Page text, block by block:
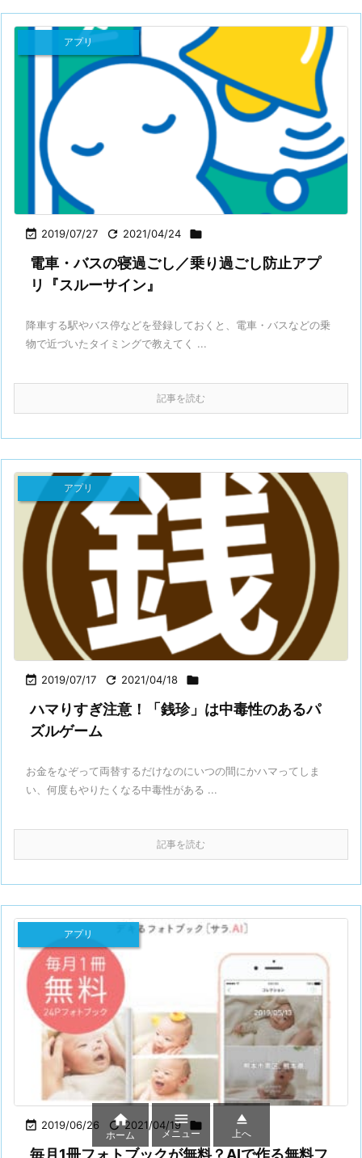
 2019/07/27  2021/04/24 
アプリ
電車・バスの寝過ごし／乗り過ごし防止アプ
リ『スルーサイン』
降車する駅やバス停などを登録しておくと、電車・バスなどの乗
物で近づいたタイミングで教えてく ...
記事を読む
 2019/07/17  2021/04/18 
アプリ
ハマりすぎ注意！「銭珍」は中毒性のあるパ
ズルゲーム
お金をなぞって両替するだけなのにいつの間にかハマってしま
い、何度もやりたくなる中毒性がある ...
記事を読む
 2019/06/26  2021/04/19 
アプリ

ホーム

メニュー

上へ